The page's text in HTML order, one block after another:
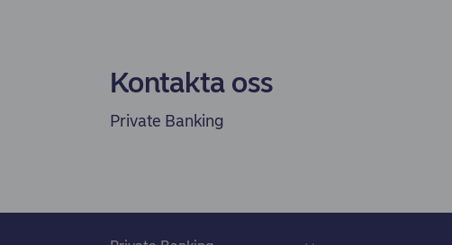
Kontakta oss
Private Banking